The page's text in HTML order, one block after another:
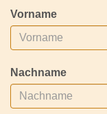
Vorname
Nachname